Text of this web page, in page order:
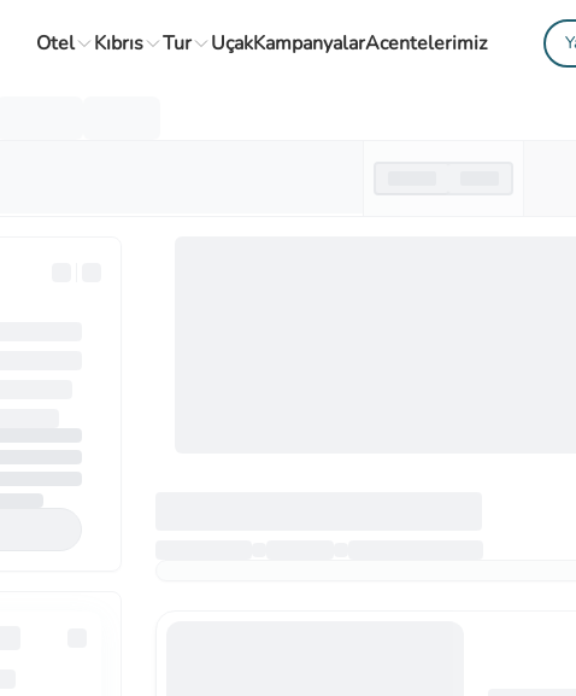
Otel Kıbrıs Tur UçakKampanyalarAcentelerimiz